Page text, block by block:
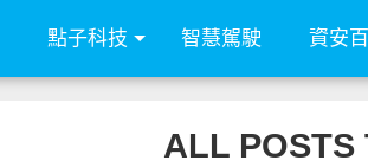
點子科技 智慧駕駛 資安
ALL POSTS